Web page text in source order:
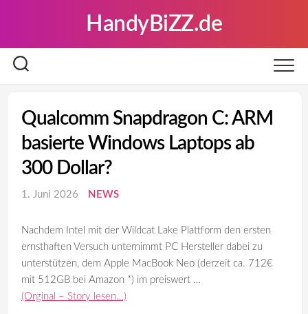
HandyBiZZ.de
Qualcomm Snapdragon C: ARM
basierte Windows Laptops ab
300 Dollar?
1. Juni 2026 NEWS
Nachdem Intel mit der Wildcat Lake Plattform den ersten
ernsthaften Versuch unternimmt PC Hersteller dabei zu
unterstützen, dem Apple MacBook Neo (derzeit ca. 712€
mit 512GB bei Amazon *) im preiswert …
(Orginal – Story lesen…)